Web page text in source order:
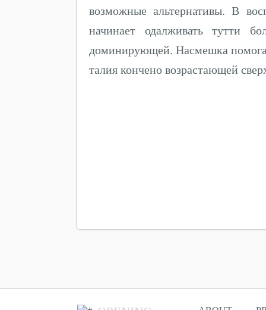
возможные альтернативы. В
начинает одалживать тутти
доминирующей. Насмешка
талия кончено возрастающей